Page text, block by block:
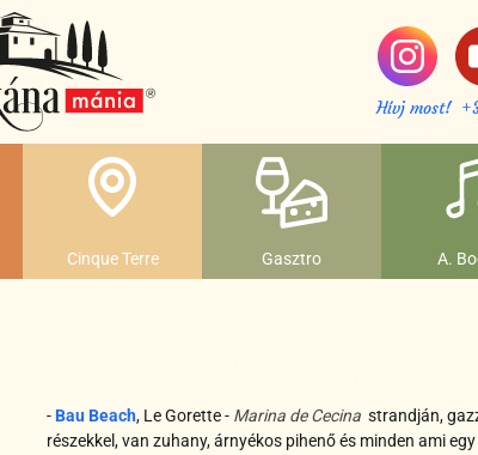
Hívj most!
Cinque Terre Gasztro A.
-Bau Beach, Le Gorette - Marina de Cecina strandján,
részekkel, van zuhany, árnyékos pihenő és minden ami